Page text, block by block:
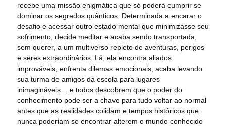
recebe uma missão enigmática que só poderá cumprir se
dominar os segredos quânticos. Determinada a encarar o
desafio e acessar outro estado mental que minimizasse seu
sofrimento, decide meditar e acaba sendo transportada,
sem querer, a um multiverso repleto de aventuras, perigos
e seres extraordinários. Lá, ela encontra aliados
improváveis, enfrenta dilemas emocionais, acaba levando
sua turma de amigos da escola para lugares
inimagináveis… e todos descobrem que o poder do
conhecimento pode ser a chave para tudo voltar ao normal
antes que as realidades colidam e tempos históricos que
nunca poderiam se encontrar alterem o mundo conhecido